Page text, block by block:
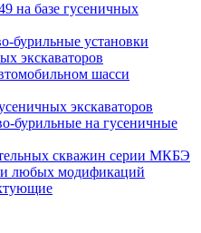
на базе гусеничных
бурильные установки
экскаваторов
шасси
экскаваторов
бурильные на гусеничные
скважин серии МКБЭ
любых модификаций